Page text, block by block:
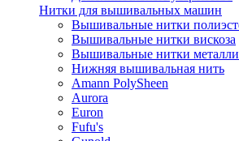
Нитки для вышивальных машин
Вышивальные нитки
Вышивальные нитки вискоза
Вышивальные нитки
Нижняя вышивальная нить
Amann PolySheen
Aurora
Euron
Fufu's